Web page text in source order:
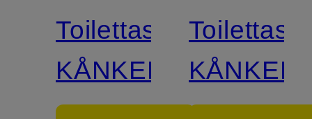
Toilettas
KÅNKEN
Toilettas
KÅNKEN